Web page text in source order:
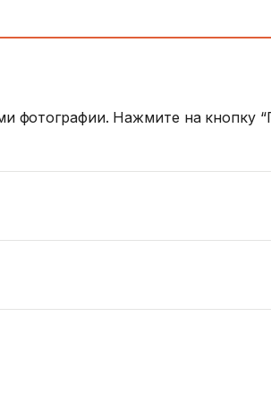
фотографии. Нажмите на кнопку